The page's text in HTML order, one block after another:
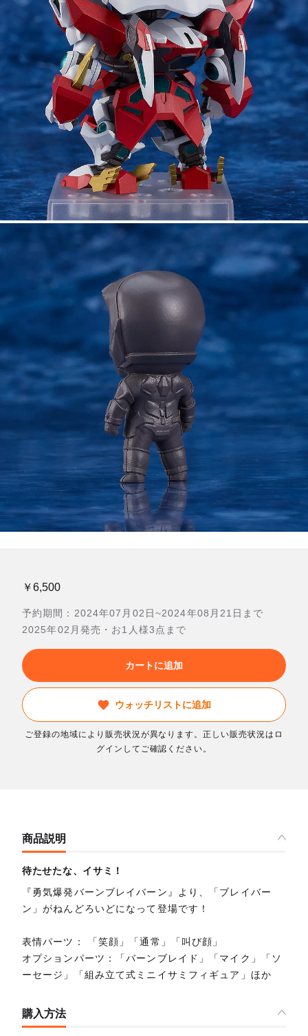
￥6,500
予約期間：2024年07月02日~2024年08月21日まで
2025年02月発売・お1人様3点まで
カートに追加
ウォッチリストに追加
ご登録の地域により販売状況が異なります。正しい販売状況はロ
グインしてご確認ください。
商品説明
待たせたな、イサミ！
『勇気爆発バーンブレイバーン』より、「ブレイバー
ン」がねんどろいどになって登場です！
表情パーツ： 「笑顔」「通常」「叫び顔」
オプションパーツ：「バーンブレイド」「マイク」「ソ
ーセージ」「組み立て式ミニイサミフィギュア」ほか
購入方法